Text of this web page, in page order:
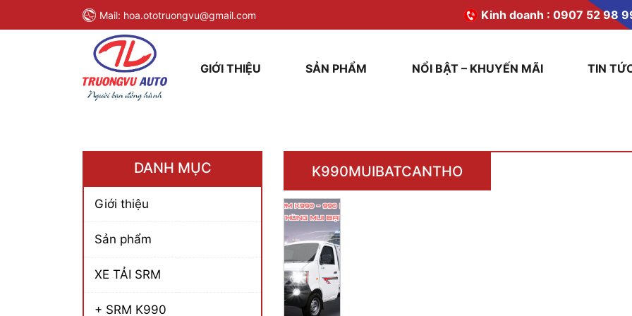
Mail: hoa.ototruongvu@gmail.com Kinh doanh : 0907 52 98
GIỚI THIỆU SẢN PHẨM NỔI BẬT – KHUYẾN MÃI TIN
DANH MỤC
Giới thiệu
Sản phẩm
XE TẢI SRM
+ SRM K990
K990MUIBATCANTHO